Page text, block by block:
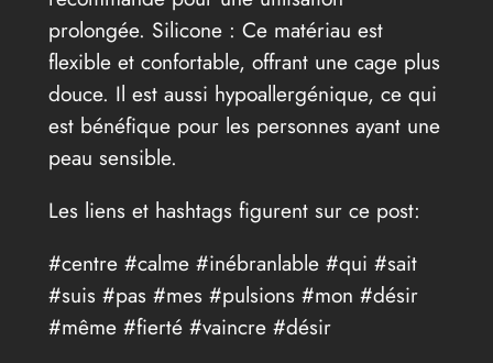
prolongée. Silicone : Ce matériau est
flexible et confortable, offrant une cage plus
douce. Il est aussi hypoallergénique, ce qui
est bénéfique pour les personnes ayant une
peau sensible.
Les liens et hashtags figurent sur ce post:
#centre #calme #inébranlable #qui #sait
#suis #pas #mes #pulsions #mon #désir
#même #fierté #vaincre #désir